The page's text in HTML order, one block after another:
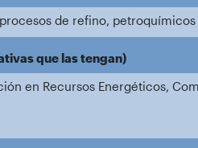
de refino,
que las tengan)
en Recursos Energéticos,